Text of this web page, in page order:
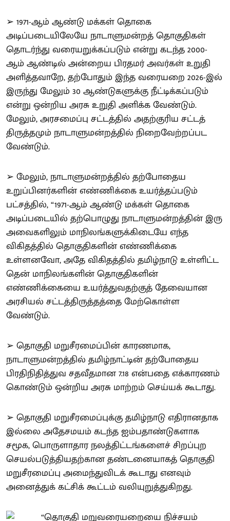
➢ 1971-ஆம் ஆண்டு மக்கள் தொகை
அடிப்படையிலேயே நாடாளுமன்றத் தொகுதிகள்
தொடர்ந்து வரையறுக்கப்படும் என்று கடந்த 2000-
ஆம் ஆண்டில் அன்றைய பிரதமர் அவர்கள் உறுதி
அளித்தவாறே, தற்போதும் இந்த வரையறை 2026-இல்
இருந்து மேலும் 30 ஆண்டுகளுக்கு நீட்டிக்கப்படும்
என்று ஒன்றிய அரசு உறுதி அளிக்க வேண்டும்.
மேலும், அரசமைப்பு சட்டத்தில் அதற்குரிய சட்டத்
திருத்தமும் நாடாளுமன்றத்தில் நிறைவேற்றப்பட
வேண்டும்.
➢ மேலும், நாடாளுமன்றத்தில் தற்போதைய
உறுப்பினர்களின் எண்ணிக்கை உயர்த்தப்படும்
பட்சத்தில், “1971-ஆம் ஆண்டு மக்கள் தொகை
அடிப்படையில் தற்பொழுது நாடாளுமன்றத்தின் இரு
அவைகளிலும் மாநிலங்களுக்கிடையே எந்த
விகிதத்தில் தொகுதிகளின் எண்ணிக்கை
உள்ளனவோ, அதே விகிதத்தில் தமிழ்நாடு உள்ளிட்ட
தென் மாநிலங்களின் தொகுதிகளின்
எண்ணிக்கையை உயர்த்துவதற்குத் தேவையான
அரசியல் சட்டத்திருத்தத்தை மேற்கொள்ள
வேண்டும்.
➢ தொகுதி மறுசீரமைப்பின் காரணமாக,
நாடாளுமன்றத்தில் தமிழ்நாட்டின் தற்போதைய
பிரதிநிதித்துவ சதவீதமான 7.18 என்பதை எக்காரணம்
கொண்டும் ஒன்றிய அரசு மாற்றம் செய்யக் கூடாது.
➢ தொகுதி மறுசீரமைப்புக்கு தமிழ்நாடு எதிரானதாக
இல்லை அதேசமயம் கடந்த ஐம்பதாண்டுகளாக
சமூக, பொருளாதார நலத்திட்டங்களைச் சிறப்புற
செயல்படுத்தியதற்கான தண்டனையாகத் தொகுதி
மறுசீரமைப்பு அமைந்துவிடக் கூடாது எனவும்
அனைத்துக் கட்சிக் கூட்டம் வலியுறுத்துகிறது.